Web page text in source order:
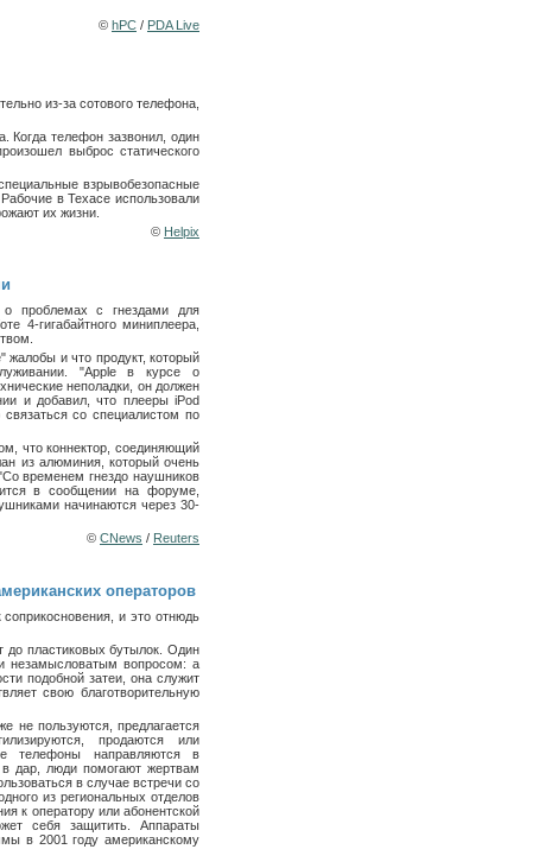
© hPC / PDA Live
из-за сотового телефона,
Когда телефон зазвонил, один
выброс статического
взрывобезопасные
в Техасе использовали
их жизни.
© Helpix
о проблемах с гнездами для
4-гигабайтного миниплеера,
жалобы и что продукт, который
"Apple в курсе о
неполадки, он должен
и добавил, что плееры iPod
со специалистом по
что коннектор, соединяющий
из алюминия, который очень
временем гнездо наушников
в сообщении на форуме,
начинаются через 30-
© CNews / Reuters
операторов
и это отнюдь
до пластиковых бутылок. Один
незамысловатым вопросом: а
подобной затеи, она служит
свою благотворительную
не пользуются, предлагается
продаются или
телефоны направляются в
в дар, люди помогают жертвам
в случае встречи со
из региональных отделов
к оператору или абонентской
себя защитить. Аппараты
в 2001 году американскому